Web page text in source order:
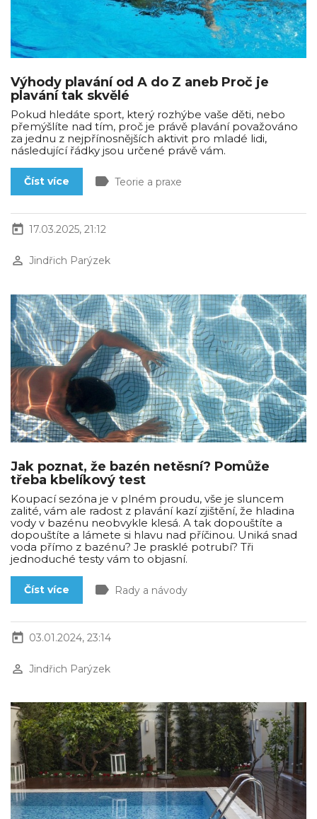
Výhody plavání od A do Z aneb Proč je
plavání tak skvělé
Pokud hledáte sport, který rozhýbe vaše děti, nebo
přemýšlíte nad tím, proč je právě plavání považováno
za jednu z nejpřínosnějších aktivit pro mladé lidi,
následující řádky jsou určené právě vám.
Číst více label Teorie a praxe
today 17.03.2025, 21:12
perm_identity Jindřich Parýzek
Jak poznat, že bazén netěsní? Pomůže
třeba kbelíkový test
Koupací sezóna je v plném proudu, vše je sluncem
zalité, vám ale radost z plavání kazí zjištění, že hladina
vody v bazénu neobvykle klesá. A tak dopouštíte a
dopouštíte a lámete si hlavu nad příčinou. Uniká snad
voda přímo z bazénu? Je prasklé potrubí? Tři
jednoduché testy vám to objasní.
Číst více label Rady a návody
today 03.01.2024, 23:14
perm_identity Jindřich Parýzek